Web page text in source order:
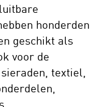
honderden
geschikt als
voor de
textiel,